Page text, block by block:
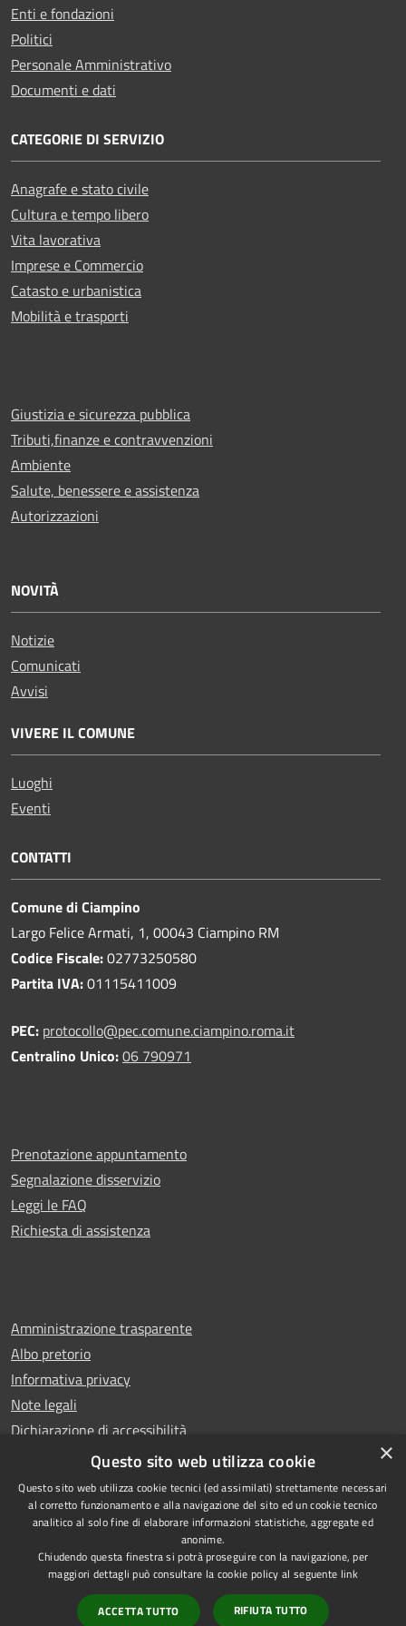
Enti e fondazioni
Politici
Personale Amministrativo
Documenti e dati
CATEGORIE DI SERVIZIO
Anagrafe e stato civile
Cultura e tempo libero
Vita lavorativa
Imprese e Commercio
Catasto e urbanistica
Mobilità e trasporti
Giustizia e sicurezza pubblica
Tributi,finanze e contravvenzioni
Ambiente
Salute, benessere e assistenza
Autorizzazioni
NOVITÀ
Notizie
Comunicati
Avvisi
VIVERE IL COMUNE
Luoghi
Eventi
CONTATTI
Comune di Ciampino
Largo Felice Armati, 1, 00043 Ciampino RM
Codice Fiscale:02773250580
Partita IVA:01115411009
PEC: protocollo@pec.comune.ciampino.roma.it
Centralino Unico:06 790971
Prenotazione appuntamento
Segnalazione disservizio
Leggi le FAQ
Richiesta di assistenza
Amministrazione trasparente
Albo pretorio
Informativa privacy
Note legali
Dichiarazione di accessibilità
Whistleblowing
Accessibilità
di Ciampino
Powered byMunicipium
×
Questo sito web utilizza cookie
Questo sito web utilizza cookie tecnici (ed assimilati) strettamente necessari
al corretto funzionamento e alla navigazione del sito ed un cookie tecnico
analitico al solo fine di elaborare informazioni statistiche, aggregate ed
anonime.
Chiudendo questa finestra si potrà proseguire con la navigazione, per
maggiori dettagli può consultare la cookie policy al seguente link
ACCETTA TUTTO RIFIUTA TUTTO